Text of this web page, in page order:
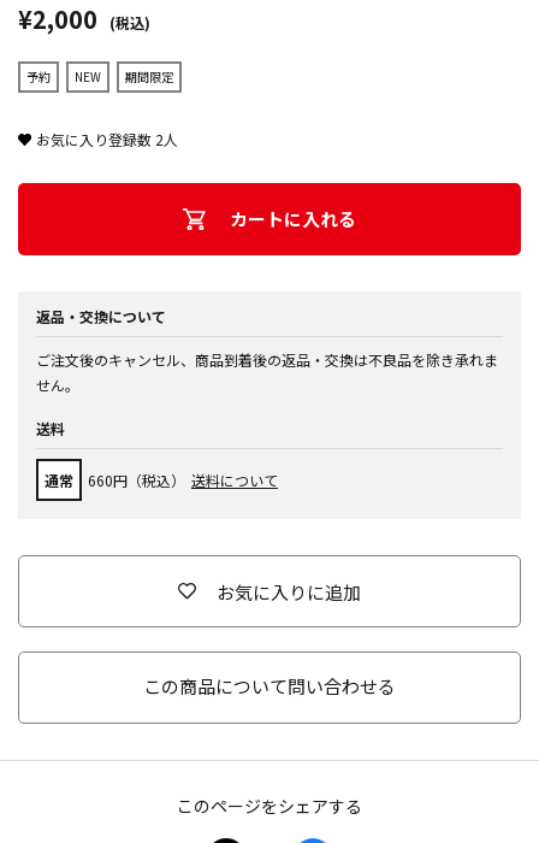
¥2,000 (税込)
予約 NEW 期間限定
お気に入り登録数 2人
カートに入れる
返品・交換について
ご注文後のキャンセル、商品到着後の返品・交換は不良品を除き承れま
せん。
送料
通常 660円（税込） 送料について
お気に入りに追加
この商品について問い合わせる
このページをシェアする